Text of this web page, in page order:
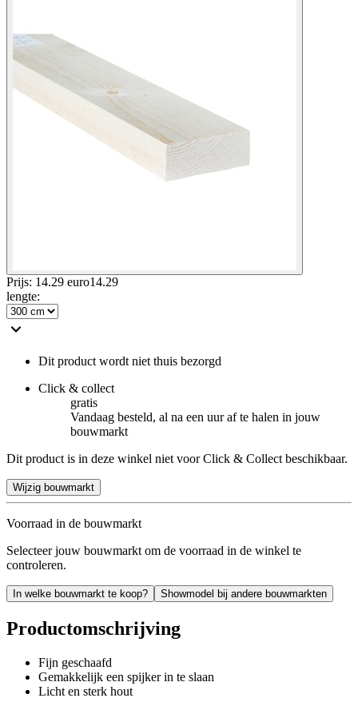
Prijs: 14.29 euro14.29
lengte:
Dit product wordt niet thuis bezorgd
Click & collect
gratis
Vandaag besteld, al na een uur af te halen in jouw
bouwmarkt
Dit product is in deze winkel niet voor Click & Collect beschikbaar.
Wijzig bouwmarkt
Voorraad in de bouwmarkt
Selecteer jouw bouwmarkt om de voorraad in de winkel te
controleren.
In welke bouwmarkt te koop? Showmodel bij andere bouwmarkten
Productomschrijving
Fijn geschaafd
Gemakkelijk een spijker in te slaan
Licht en sterk hout